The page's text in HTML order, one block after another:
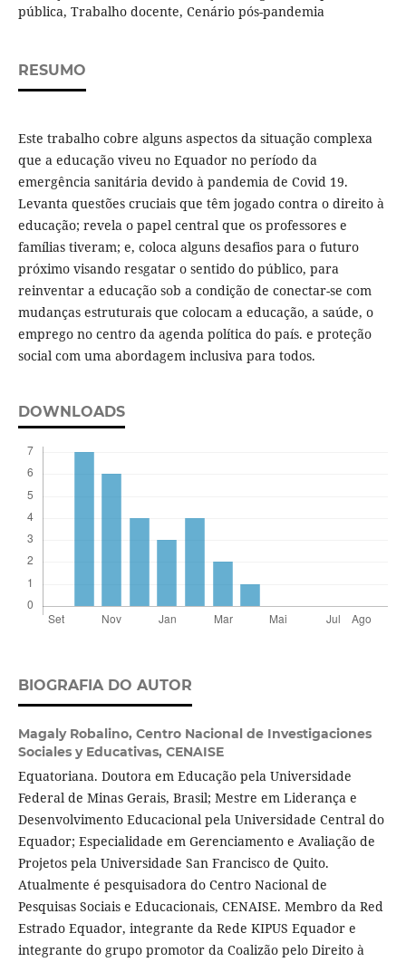
pública, Trabalho docente, Cenário pós-pandemia
RESUMO
Este trabalho cobre alguns aspectos da situação complexa
que a educação viveu no Equador no período da
emergência sanitária devido à pandemia de Covid 19.
Levanta questões cruciais que têm jogado contra o direito à
educação; revela o papel central que os professores e
famílias tiveram; e, coloca alguns desafios para o futuro
próximo visando resgatar o sentido do público, para
reinventar a educação sob a condição de conectar-se com
mudanças estruturais que colocam a educação, a saúde, o
emprego no centro da agenda política do país. e proteção
social com uma abordagem inclusiva para todos.
DOWNLOADS
BIOGRAFIA DO AUTOR
Magaly Robalino, Centro Nacional de Investigaciones
Sociales y Educativas, CENAISE
Equatoriana. Doutora em Educação pela Universidade
Federal de Minas Gerais, Brasil; Mestre em Liderança e
Desenvolvimento Educacional pela Universidade Central do
Equador; Especialidade em Gerenciamento e Avaliação de
Projetos pela Universidade San Francisco de Quito.
Atualmente é pesquisadora do Centro Nacional de
Pesquisas Sociais e Educacionais, CENAISE. Membro da Red
Estrado Equador, integrante da Rede KIPUS Equador e
integrante do grupo promotor da Coalizão pelo Direito à